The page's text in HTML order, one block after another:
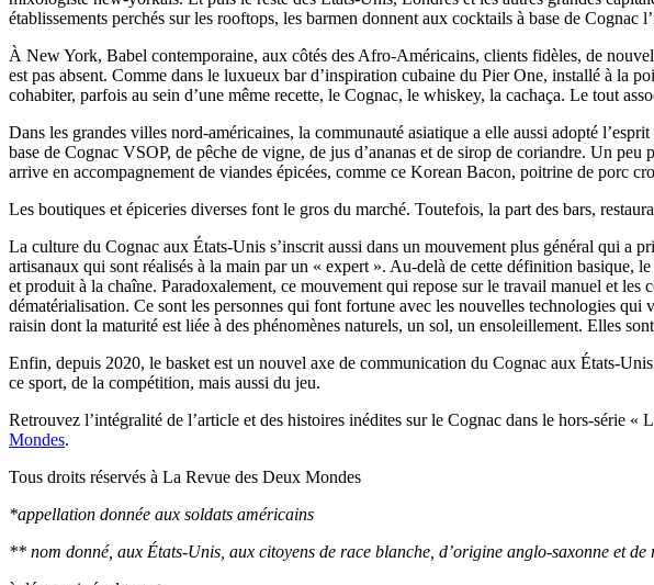
établissements perchés sur les rooftops, les barmen donnent aux cocktails à base de Cognac
À New York, Babel contemporaine, aux côtés des Afro-Américains, clients fidèles, de
est pas absent. Comme dans le luxueux bar d’inspiration cubaine du Pier One, installé à la
cohabiter, parfois au sein d’une même recette, le Cognac, le whiskey, la cachaça. Le tout
Dans les grandes villes nord-américaines, la communauté asiatique a elle aussi adopté
base de Cognac VSOP, de pêche de vigne, de jus d’ananas et de sirop de coriandre. Un
arrive en accompagnement de viandes épicées, comme ce Korean Bacon, poitrine de porc
Les boutiques et épiceries diverses font le gros du marché. Toutefois, la part des bars,
La culture du Cognac aux États-Unis s’inscrit aussi dans un mouvement plus général qui a
artisanaux qui sont réalisés à la main par un « expert ». Au-delà de cette définition basique,
et produit à la chaîne. Paradoxalement, ce mouvement qui repose sur le travail manuel et
dématérialisation. Ce sont les personnes qui font fortune avec les nouvelles technologies
raisin dont la maturité est liée à des phénomènes naturels, un sol, un ensoleillement. Elles
Enfin, depuis 2020, le basket est un nouvel axe de communication du Cognac aux États-
ce sport, de la compétition, mais aussi du jeu.
Retrouvez l’intégralité de l’article et des histoires inédites sur le Cognac dans le hors-série
Mondes.
Tous droits réservés à La Revue des Deux Mondes
*appellation donnée aux soldats américains
** nom donné, aux États-Unis, aux citoyens de race blanche, d’origine anglo-saxonne et